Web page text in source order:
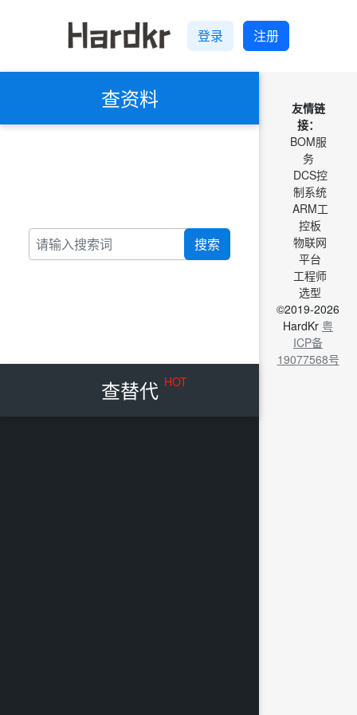
登录 注册
查资料
搜索
查替代 HOT
友情链
接：
BOM服
务
DCS控
制系统
ARM工
控板
物联网
平台
工程师
选型
©2019-2026
HardKr 粤
ICP备
19077568号